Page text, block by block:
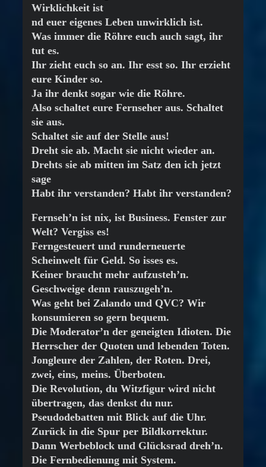
Wirklichkeit ist
nd euer eigenes Leben unwirklich ist.
Was immer die Röhre euch auch sagt, ihr
tut es.
Ihr zieht euch so an. Ihr esst so. Ihr erzieht
eure Kinder so.
Ja ihr denkt sogar wie die Röhre.
Also schaltet eure Fernseher aus. Schaltet
sie aus.
Schaltet sie auf der Stelle aus!
Dreht sie ab. Macht sie nicht wieder an.
Drehts sie ab mitten im Satz den ich jetzt
sage
Habt ihr verstanden? Habt ihr verstanden?
Fernseh’n ist nix, ist Business. Fenster zur
Welt? Vergiss es!
Ferngesteuert und runderneuerte
Scheinwelt für Geld. So isses es.
Keiner braucht mehr aufzusteh’n.
Geschweige denn rauszugeh’n.
Was geht bei Zalando und QVC? Wir
konsumieren so gern bequem.
Die Moderator’n der geneigten Idioten. Die
Herrscher der Quoten und lebenden Toten.
Jongleure der Zahlen, der Roten. Drei,
zwei, eins, meins. Überboten.
Die Revolution, du Witzfigur wird nicht
übertragen, das denkst du nur.
Pseudodebatten mit Blick auf die Uhr.
Zurück in die Spur per Bildkorrektur.
Dann Werbeblock und Glücksrad dreh’n.
Die Fernbedienung mit System.